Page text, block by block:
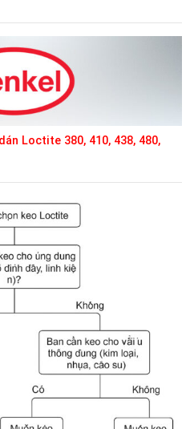
Loctite 380, 410, 438, 480,